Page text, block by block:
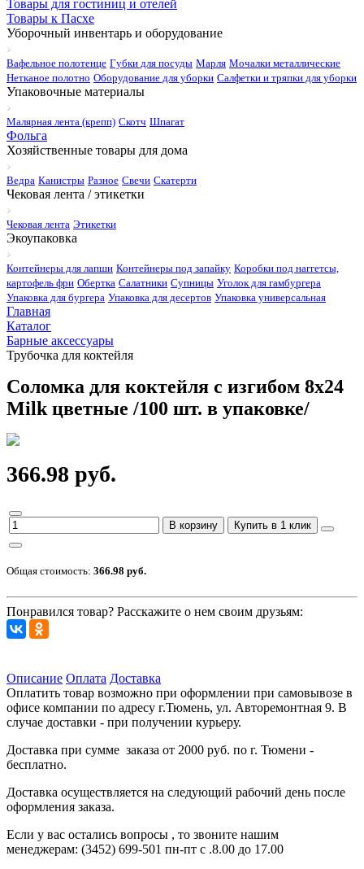
Товары для гостиниц и отелей
Товары к Пасхе
Уборочный инвентарь и оборудование
Вафельное полотенце Губки для посуды Марля Мочалки металлические
Нетканое полотно Оборудование для уборки Салфетки и тряпки для уборки
Упаковочные материалы
Малярная лента (крепп) Скотч Шпагат
Фольга
Хозяйственные товары для дома
Ведра Канистры Разное Свечи Скатерти
Чековая лента / этикетки
Чековая лента Этикетки
Экоупаковка
Контейнеры для лапши Контейнеры под запайку Коробки под наггетсы,
картофель фри Обертка Салатники Супницы Уголок для гамбургера
Упаковка для бургера Упаковка для десертов Упаковка универсальная
Главная
Каталог
Барные аксессуары
Трубочка для коктейля
Соломка для коктейля с изгибом 8х24
Milk цветные /100 шт. в упаковке/
366.98 руб.
В корзину Купить в 1 клик
Общая стоимость: 366.98 руб.
Понравился товар? Расскажите о нем своим друзьям:
Описание Оплата Доставка
Оплатить товар возможно при оформлении при самовывозе в
офисе компании по адресу г.Тюмень, ул. Авторемонтная 9. В
случае доставки - при получении курьеру.
Доставка при сумме заказа от 2000 руб. по г. Тюмени -
бесплатно.
Доставка осуществляется на следующий рабочий день после
оформления заказа.
Если у вас остались вопросы , то звоните нашим
менеджерам: (3452) 699-501 пн-пт с .8.00 до 17.00